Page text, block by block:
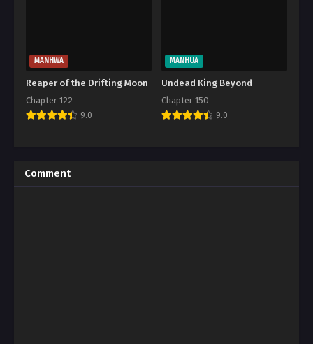
MANHWA
Reaper of the Drifting Moon
Chapter 122
9.0
MANHUA
Undead King Beyond
Chapter 150
9.0
Comment